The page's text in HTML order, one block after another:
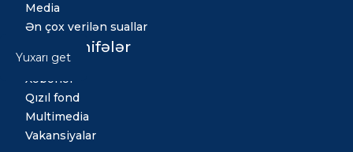
Media
Ən çox verilən suallar
Digər səhifələr
Xəbərlər
Qızıl fond
Multimedia
Vakansiyalar
Yuxarı get